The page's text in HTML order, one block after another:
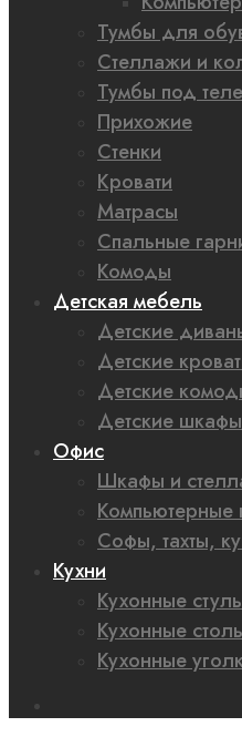
Тумбы для
Стеллажи и
Тумбы под
Прихожие
Стенки
Кровати
Матрасы
Спальные
Комоды
Детская мебель
Детские
Детские
Детские
Детские шкафы
Офис
Шкафы и
Компьютерные
Софы, тахты,
Кухни
Кухонные
Кухонные
Кухонные